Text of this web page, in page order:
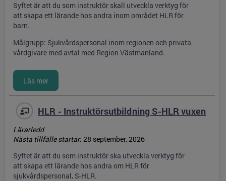
Syftet är att du som instruktör skall utveckla verktyg för
att skapa ett lärande hos andra inom området HLR för
barn.
Målgrupp: Sjukvårdspersonal inom regionen och privata
vårdgivare med avtal med Region Västmanland.
HLR - Instruktörsutbildning S-HLR vuxen
Lärarledd
Nästa tillfälle startar: 28 september, 2026
Syftet är att du som instruktör ska utveckla verktyg för
att skapa ett lärande hos andra om HLR för
sjukvårdspersonal, S-HLR.